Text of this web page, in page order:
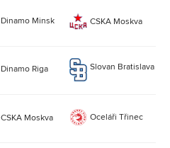
Dinamo Minsk CSKA Moskva
Dinamo Riga Slovan Bratislava
CSKA Moskva Oceláři Třinec